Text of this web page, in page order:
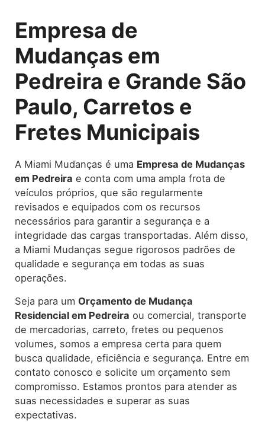
Empresa de
Mudanças em
Pedreira e Grande São
Paulo, Carretos e
Fretes Municipais
A Miami Mudanças é uma Empresa de Mudanças
em Pedreira e conta com uma ampla frota de
veículos próprios, que são regularmente
revisados e equipados com os recursos
necessários para garantir a segurança e a
integridade das cargas transportadas. Além disso,
a Miami Mudanças segue rigorosos padrões de
qualidade e segurança em todas as suas
operações.
Seja para um Orçamento de Mudança
Residencial em Pedreira ou comercial, transporte
de mercadorias, carreto, fretes ou pequenos
volumes, somos a empresa certa para quem
busca qualidade, eficiência e segurança. Entre em
contato conosco e solicite um orçamento sem
compromisso. Estamos prontos para atender as
suas necessidades e superar as suas
expectativas.